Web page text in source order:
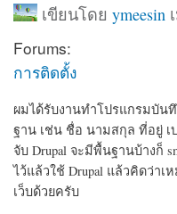
เขียนโดย ymeesin
Forums:
การติดตั้ง
ผมได้รับงานทำโปรแกรมบั
ฐาน เช่น ชื่อ นามสกุล ที่อยู่ เ
จับ Drupal จะมีพื้นฐานบ้างก็
ไว้แล้วใช้ Drupal แล้วคิดว่าเ
เว็บด้วยครับ